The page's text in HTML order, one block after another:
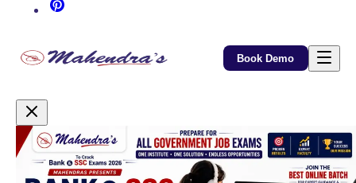
Book Demo
Promotional Content